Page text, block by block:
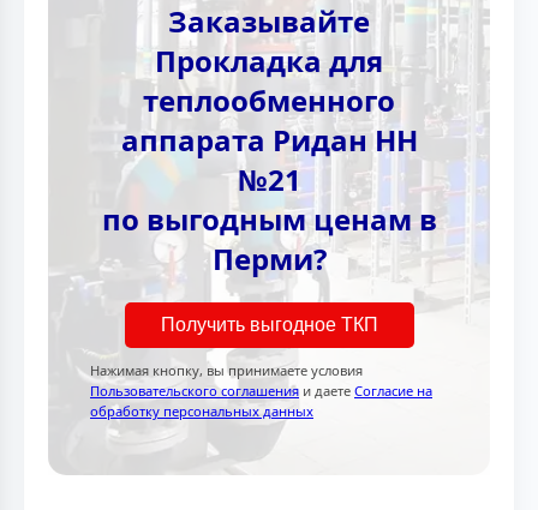
Заказывайте
Прокладка для
теплообменного
аппарата Ридан НН
№21
по выгодным ценам в
Перми?
Получить выгодное ТКП
Нажимая кнопку, вы принимаете условия
Пользовательского соглашения и даете Согласие на
обработку персональных данных